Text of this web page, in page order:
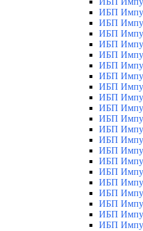
ИБП
ИБП
ИБП
ИБП
ИБП
ИБП
ИБП
ИБП
ИБП
ИБП
ИБП
ИБП
ИБП
ИБП
ИБП
ИБП
ИБП
ИБП
ИБП
ИБП
ИБП